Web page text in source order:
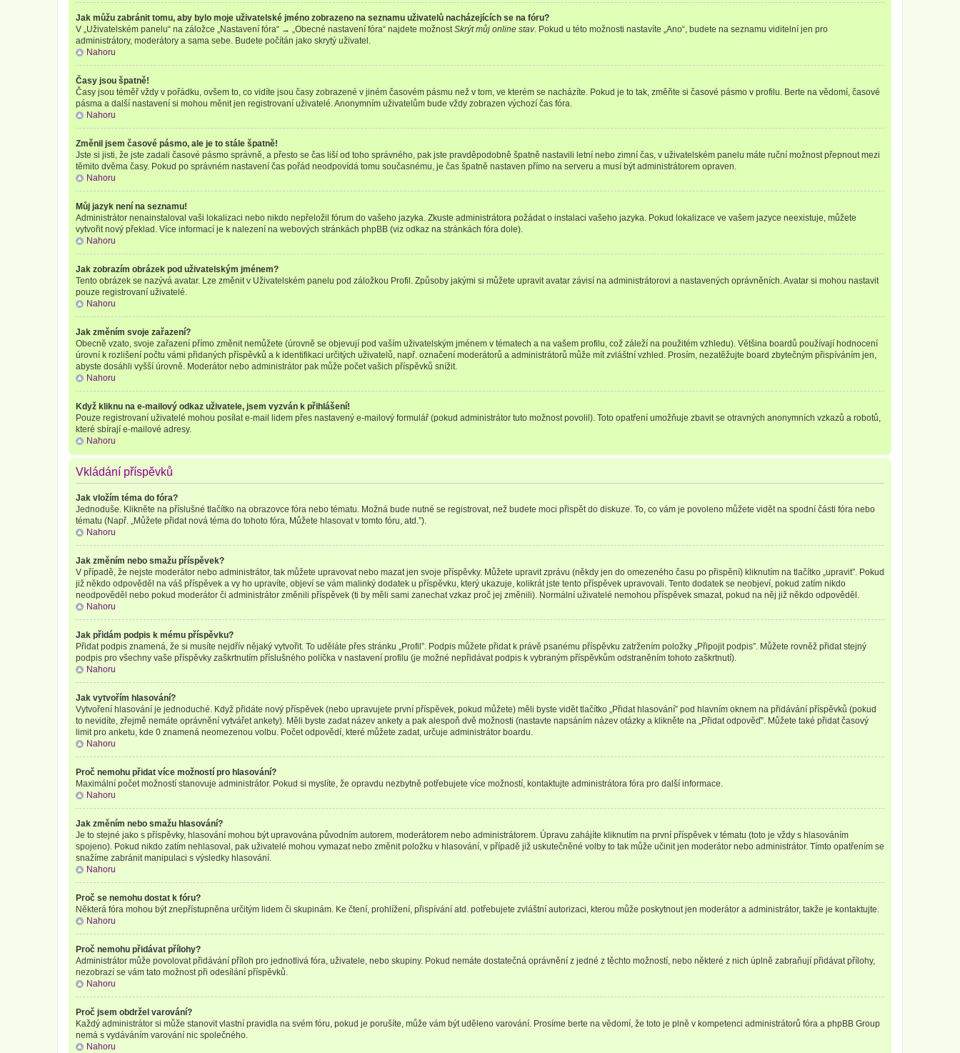
Jak můžu zabránit tomu, aby bylo moje uživatelské jméno zobrazeno na seznamu uživatelů nacházejících se na fóru?
V „Uživatelském panelu“ na záložce „Nastavení fóra“ → „Obecné nastavení fóra“ najdete možnost Skrýt můj online stav. Pokud u této možnosti nastavíte „Ano“, budete na seznamu viditelní jen pro
administrátory, moderátory a sama sebe. Budete počítán jako skrytý uživatel.
Nahoru
Časy jsou špatně!
Časy jsou téměř vždy v pořádku, ovšem to, co vidíte jsou časy zobrazené v jiném časovém pásmu než v tom, ve kterém se nacházíte. Pokud je to tak, změňte si časové pásmo v profilu. Berte na vědomí, časové
pásma a další nastavení si mohou měnit jen registrovaní uživatelé. Anonymním uživatelům bude vždy zobrazen výchozí čas fóra.
Nahoru
Změnil jsem časové pásmo, ale je to stále špatně!
Jste si jisti, že jste zadali časové pásmo správně, a přesto se čas liší od toho správného, pak jste pravděpodobně špatně nastavili letní nebo zimní čas, v uživatelském panelu máte ruční možnost přepnout mezi
těmito dvěma časy. Pokud po správném nastavení čas pořád neodpovídá tomu současnému, je čas špatně nastaven přímo na serveru a musí být administrátorem opraven.
Nahoru
Můj jazyk není na seznamu!
Administrátor nenainstaloval vaši lokalizaci nebo nikdo nepřeložil fórum do vašeho jazyka. Zkuste administrátora požádat o instalaci vašeho jazyka. Pokud lokalizace ve vašem jazyce neexistuje, můžete
vytvořit nový překlad. Více informací je k nalezení na webových stránkách phpBB (viz odkaz na stránkách fóra dole).
Nahoru
Jak zobrazím obrázek pod uživatelským jménem?
Tento obrázek se nazývá avatar. Lze změnit v Uživatelském panelu pod záložkou Profil. Způsoby jakými si můžete upravit avatar závisí na administrátorovi a nastavených oprávněních. Avatar si mohou nastavit
pouze registrovaní uživatelé.
Nahoru
Jak změním svoje zařazení?
Obecně vzato, svoje zařazení přímo změnit nemůžete (úrovně se objevují pod vaším uživatelským jménem v tématech a na vašem profilu, což záleží na použitém vzhledu). Většina boardů používají hodnocení
úrovní k rozlišení počtu vámi přidaných příspěvků a k identifikaci určitých uživatelů, např. označení moderátorů a administrátorů může mít zvláštní vzhled. Prosím, nezatěžujte board zbytečným přispíváním jen,
abyste dosáhli vyšší úrovně. Moderátor nebo administrátor pak může počet vašich příspěvků snížit.
Nahoru
Když kliknu na e-mailový odkaz uživatele, jsem vyzván k přihlášení!
Pouze registrovaní uživatelé mohou posílat e-mail lidem přes nastavený e-mailový formulář (pokud administrátor tuto možnost povolil). Toto opatření umožňuje zbavit se otravných anonymních vzkazů a robotů,
které sbírají e-mailové adresy.
Nahoru
Vkládání příspěvků
Jak vložím téma do fóra?
Jednoduše. Klikněte na příslušné tlačítko na obrazovce fóra nebo tématu. Možná bude nutné se registrovat, než budete moci přispět do diskuze. To, co vám je povoleno můžete vidět na spodní části fóra nebo
tématu (Např. „Můžete přidat nová téma do tohoto fóra, Můžete hlasovat v tomto fóru, atd.”).
Nahoru
Jak změním nebo smažu příspěvek?
V případě, že nejste moderátor nebo administrátor, tak můžete upravovat nebo mazat jen svoje příspěvky. Můžete upravit zprávu (někdy jen do omezeného času po přispění) kliknutím na tlačítko „upravit”. Pokud
již někdo odpověděl na váš příspěvek a vy ho upravíte, objeví se vám malinký dodatek u příspěvku, který ukazuje, kolikrát jste tento příspěvek upravovali. Tento dodatek se neobjeví, pokud zatím nikdo
neodpověděl nebo pokud moderátor či administrátor změnili příspěvek (ti by měli sami zanechat vzkaz proč jej změnili). Normální uživatelé nemohou příspěvek smazat, pokud na něj již někdo odpověděl.
Nahoru
Jak přidám podpis k mému příspěvku?
Přidat podpis znamená, že si musíte nejdřív nějaký vytvořit. To uděláte přes stránku „Profil”. Podpis můžete přidat k právě psanému příspěvku zatržením položky „Připojit podpis”. Můžete rovněž přidat stejný
podpis pro všechny vaše příspěvky zaškrtnutím příslušného políčka v nastavení profilu (je možné nepřidávat podpis k vybraným příspěvkům odstraněním tohoto zaškrtnutí).
Nahoru
Jak vytvořím hlasování?
Vytvoření hlasování je jednoduché. Když přidáte nový příspěvek (nebo upravujete první příspěvek, pokud můžete) měli byste vidět tlačítko „Přidat hlasování” pod hlavním oknem na přidávání příspěvků (pokud
to nevidíte, zřejmě nemáte oprávnění vytvářet ankety). Měli byste zadat název ankety a pak alespoň dvě možnosti (nastavte napsáním název otázky a klikněte na „Přidat odpověď”. Můžete také přidat časový
limit pro anketu, kde 0 znamená neomezenou volbu. Počet odpovědí, které můžete zadat, určuje administrátor boardu.
Nahoru
Proč nemohu přidat více možností pro hlasování?
Maximální počet možností stanovuje administrátor. Pokud si myslíte, že opravdu nezbytně potřebujete více možností, kontaktujte administrátora fóra pro další informace.
Nahoru
Jak změním nebo smažu hlasování?
Je to stejné jako s příspěvky, hlasování mohou být upravována původním autorem, moderátorem nebo administrátorem. Úpravu zahájíte kliknutím na první příspěvek v tématu (toto je vždy s hlasováním
spojeno). Pokud nikdo zatím nehlasoval, pak uživatelé mohou vymazat nebo změnit položku v hlasování, v případě již uskutečněné volby to tak může učinit jen moderátor nebo administrátor. Tímto opatřením se
snažíme zabránit manipulaci s výsledky hlasování.
Nahoru
Proč se nemohu dostat k fóru?
Některá fóra mohou být znepřístupněna určitým lidem či skupinám. Ke čtení, prohlížení, přispívání atd. potřebujete zvláštní autorizaci, kterou může poskytnout jen moderátor a administrátor, takže je kontaktujte.
Nahoru
Proč nemohu přidávat přílohy?
Administrátor může povolovat přidávání příloh pro jednotlivá fóra, uživatele, nebo skupiny. Pokud nemáte dostatečná oprávnění z jedné z těchto možností, nebo některé z nich úplně zabraňují přidávat přílohy,
nezobrazí se vám tato možnost při odesílání příspěvků.
Nahoru
Proč jsem obdržel varování?
Každý administrátor si může stanovit vlastní pravidla na svém fóru, pokud je porušíte, může vám být uděleno varování. Prosíme berte na vědomí, že toto je plně v kompetenci administrátorů fóra a phpBB Group
nemá s vydáváním varování nic společného.
Nahoru